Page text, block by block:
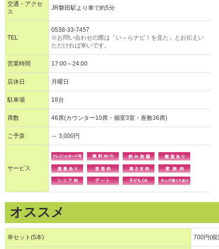
交通・アクセ
ス
JR磐田駅より車で約5分
TEL
0538-33-7457
※お問い合わせの際は「い～らナビ！を見た」とお伝えい
ただければ幸いです。
営業時間 17:00～24:00
店休日 月曜日
駐車場 18台
席数 46席(カウンター10席・個室3室・座敷36席)
ご予算 ～ 3,000円
サービス
オススメ
串セット(5本) 700円(税